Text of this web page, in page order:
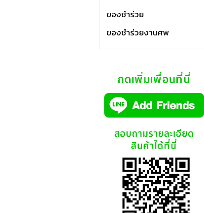
ของชำร่วย
ของชำร่วยงานศพ